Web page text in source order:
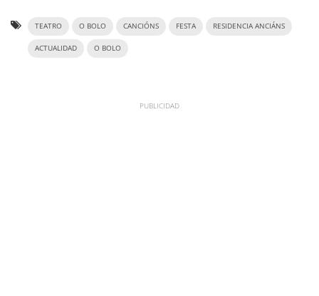
TEATRO O BOLO CANCIÓNS FESTA RESIDENCIA ANCIÁNS
ACTUALIDAD O BOLO